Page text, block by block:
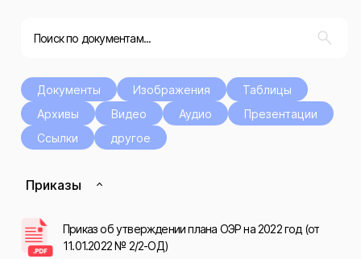
Документы Изображения
Таблицы
Архивы
Видео Аудио
Презентации
Ссылки
другое
Приказы
Приказ об утверждении плана ОЭР на 2022 год (от
11.01.2022 № 2/2-ОД)